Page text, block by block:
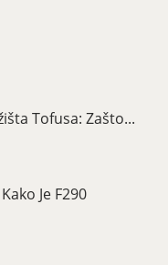
Tofusa: Zašto...
Je F290